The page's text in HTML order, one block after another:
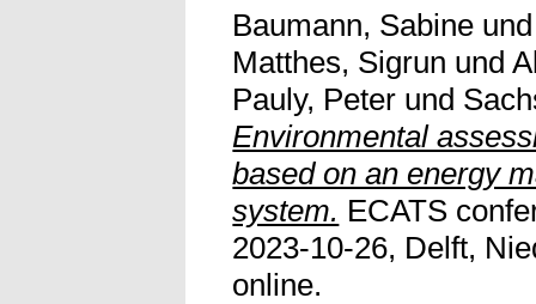
Baumann, Sabine
Matthes, Sigrun und
Pauly, Peter und
Environmental
based on an energy
system. ECATS
2023-10-26, Delft,
online.